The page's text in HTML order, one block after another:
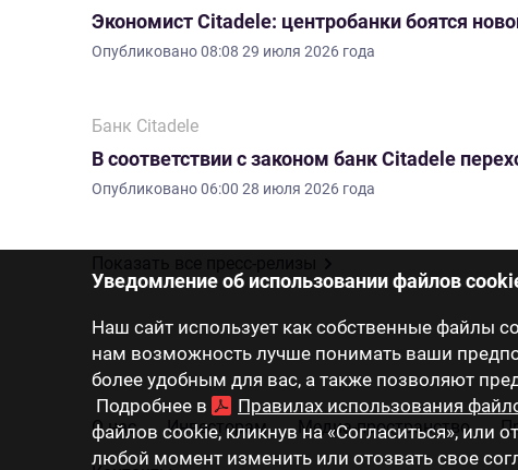
Уведомление об использовании файлов
Наш сайт использует как собственные файлы
нам возможность лучше понимать ваши
более удобным для вас, а также позволяют
Подробнее в
Правилах использования
файлов cookie, кликнув на «Согласиться», или
любой момент изменить или отозвать свое
Экономист Citadele: центробанки боятся
Опубликовано08:08 29 июля 2026 года
Банк Citadele
В соответствии с законом банк Citadele
Опубликовано06:00 28 июля 2026 года
О нас Инвесторам Медиа-пространство